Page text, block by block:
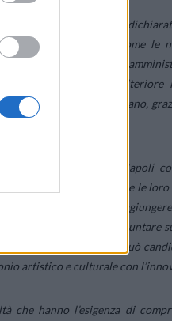
City di WINDTRE, ha
dimostra come le
diverse esigenze delle
un supporto ulteriore
un ruolo di primo piano,
Unione Industriali Napoli
leggendo i territori e le loro
intervenire e
nuove tecnologie, di puntare
questo modo Napoli può
artistico e culturale con
hanno l’esigenza di